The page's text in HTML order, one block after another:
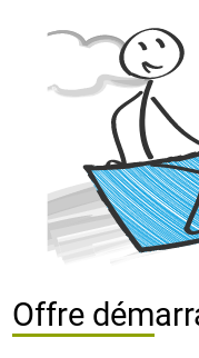
Offre